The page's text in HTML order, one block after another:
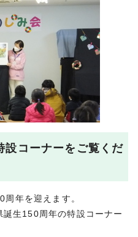
設コーナーをご覧くだ
年を迎えます。
生150周年の特設コーナー